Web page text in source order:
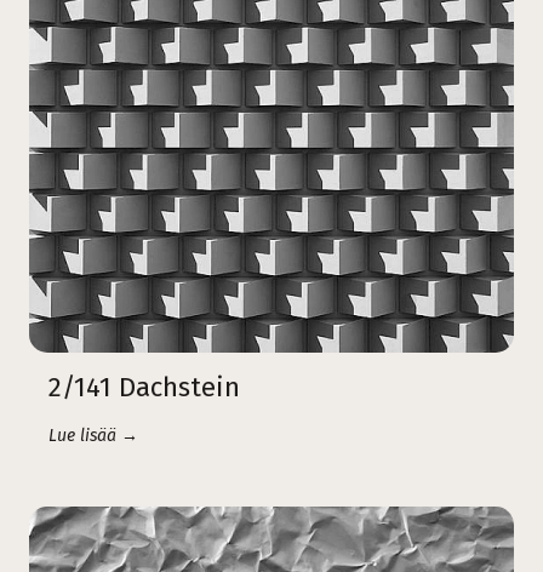
2/141 Dachstein
Lue lisää →